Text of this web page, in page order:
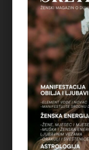
SNOVI
July 6, 2026
TAROT
LJETO
on